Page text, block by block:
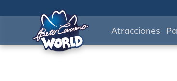
Atracciones